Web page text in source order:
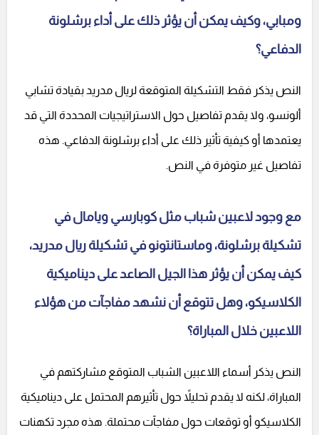
ومبابي، وكيف يمكن أن يؤثر ذلك على أداء برشلونة
الدفاعي؟
النص يذكر فقط التشكيلة المتوقعة لريال مدريد بقيادة تشابي
ألونسو، ولا يقدم تفاصيل حول الاستراتيجيات المحددة التي قد
يعتمدها أو كيفية تأثير ذلك على أداء برشلونة الدفاعي. هذه
تفاصيل غير متوفرة في النص.
مع وجود لاعبين شباب مثل كوبارسي ويامال في
تشكيلة برشلونة، وماستانتونو في تشكيلة ريال مدريد،
كيف يمكن أن يؤثر هذا الجيل الصاعد على ديناميكية
الكلاسيكو، وهل تتوقع أن نشهد مفاجآت من هؤلاء
اللاعبين خلال المباراة؟
النص يذكر أسماء اللاعبين الشباب المتوقع مشاركتهم في
المباراة، لكنه لا يقدم تحليلاً حول تأثيرهم المحتمل على ديناميكية
الكلاسيكو أو توقعات حول مفاجآت محتملة. هذه مجرد تكهنات